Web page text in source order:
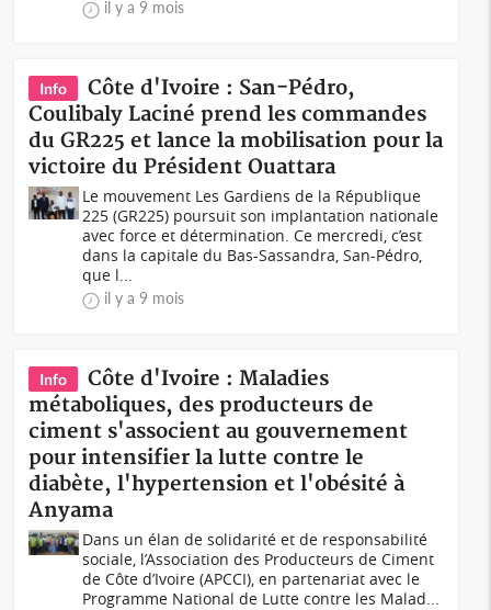
il y a 9 mois
Info
Côte d'Ivoire : San-Pédro,
Coulibaly Laciné prend les commandes
du GR225 et lance la mobilisation pour la
victoire du Président Ouattara
Le mouvement Les Gardiens de la République
225 (GR225) poursuit son implantation nationale
avec force et détermination. Ce mercredi, c’est
dans la capitale du Bas-Sassandra, San-Pédro,
que l...
il y a 9 mois
Info
Côte d'Ivoire : Maladies
métaboliques, des producteurs de
ciment s'associent au gouvernement
pour intensifier la lutte contre le
diabète, l'hypertension et l'obésité à
Anyama
Dans un élan de solidarité et de responsabilité
sociale, l’Association des Producteurs de Ciment
de Côte d’Ivoire (APCCI), en partenariat avec le
Programme National de Lutte contre les Malad...